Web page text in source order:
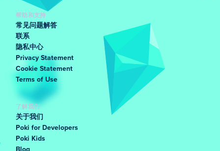
帮助和支持
常见问题解答
联系
隐私中心
Privacy Statement
Cookie Statement
Terms of Use
了解我们
关于我们
Poki for Developers
Poki Kids
Blog